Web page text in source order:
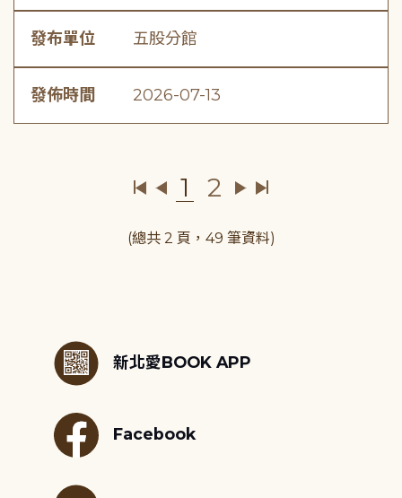
發布單位 五股分館
發佈時間 2026-07-13
1 2
(總共 2 頁，49 筆資料)
新北愛BOOK APP
Facebook